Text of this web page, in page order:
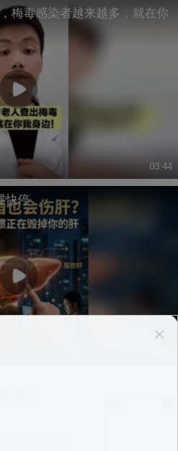
梅毒感染者越来越多，就在你
03:44
快停